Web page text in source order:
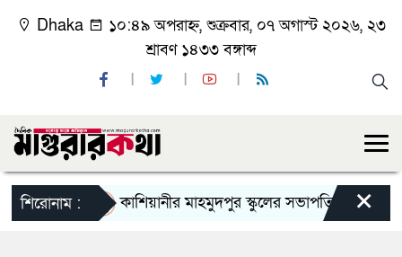
Dhaka
১০:৪৯ অপরাহ্ন, শুক্রবার, ০৭ অগাস্ট ২০২৬, ২৩
শ্রাবণ ১৪৩৩ বঙ্গাব্দ
শিরোনাম : কাশিয়ানীর মাহমুদপুর স্কুলের সভাপতি হলেন গোবিন্দ
×